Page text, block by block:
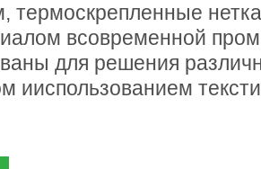
термоскрепленные
всовременной
для решения
ииспользованием